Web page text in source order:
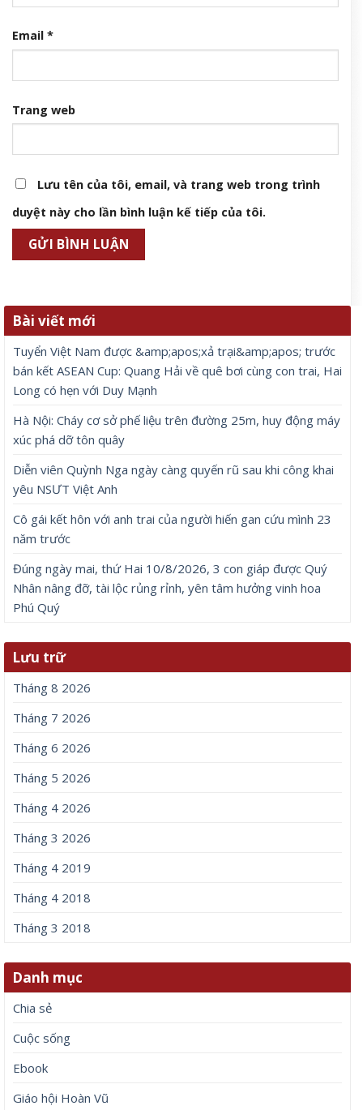
Email *
Trang web
Lưu tên của tôi, email, và trang web trong trình
duyệt này cho lần bình luận kế tiếp của tôi.
Bài viết mới
Tuyển Việt Nam được &amp;apos;xả trại&amp;apos; trước
bán kết ASEAN Cup: Quang Hải về quê bơi cùng con trai, Hai
Long có hẹn với Duy Mạnh
Hà Nội: Cháy cơ sở phế liệu trên đường 25m, huy động máy
xúc phá dỡ tôn quây
Diễn viên Quỳnh Nga ngày càng quyến rũ sau khi công khai
yêu NSƯT Việt Anh
Cô gái kết hôn với anh trai của người hiến gan cứu mình 23
năm trước
Đúng ngày mai, thứ Hai 10/8/2026, 3 con giáp được Quý
Nhân nâng đỡ, tài lộc rủng rỉnh, yên tâm hưởng vinh hoa
Phú Quý
Lưu trữ
Tháng 8 2026
Tháng 7 2026
Tháng 6 2026
Tháng 5 2026
Tháng 4 2026
Tháng 3 2026
Tháng 4 2019
Tháng 4 2018
Tháng 3 2018
Danh mục
Chia sẻ
Cuộc sống
Ebook
Giáo hội Hoàn Vũ